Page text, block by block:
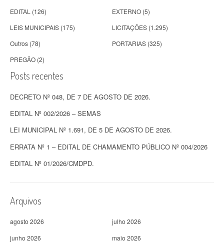
EDITAL (126) EXTERNO (5)
LEIS MUNICIPAIS (175) LICITAÇÕES (1.295)
Outros (78) PORTARIAS (325)
PREGÃO (2)
Posts recentes
DECRETO Nº 048, DE 7 DE AGOSTO DE 2026.
EDITAL Nº 002/2026 – SEMAS
LEI MUNICIPAL Nº 1.691, DE 5 DE AGOSTO DE 2026.
ERRATA Nº 1 – EDITAL DE CHAMAMENTO PÚBLICO Nº 004/2026
EDITAL Nº 01/2026/CMDPD.
Arquivos
agosto 2026
julho 2026
junho 2026
maio 2026